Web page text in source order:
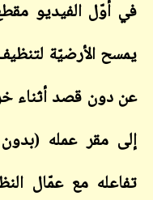
في أوّل الفيديو
يمسح الأرضيّة
عن دون قصد أثناء
إلى مقر عمله
تفاعله مع عمّال